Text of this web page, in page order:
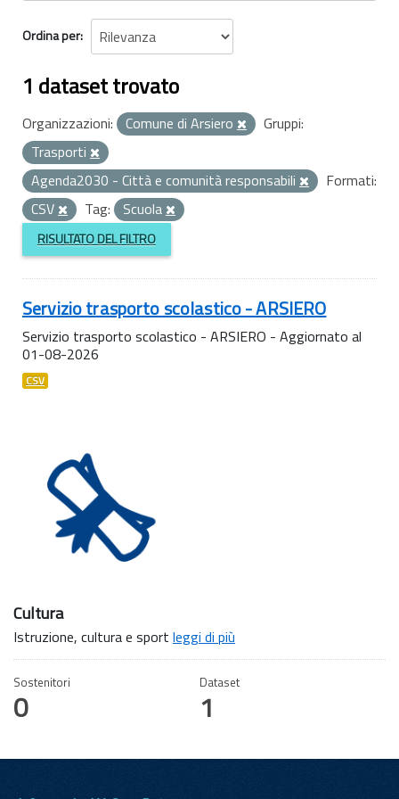
Ordina per
1 dataset trovato
Organizzazioni: Comune di Arsiero
Gruppi:
Trasporti
Agenda2030 - Città e comunità responsabili
Formati:
CSV
Tag: Scuola
RISULTATO DEL FILTRO
Servizio trasporto scolastico - ARSIERO
Servizio trasporto scolastico - ARSIERO - Aggiornato al
01-08-2026
CSV
Cultura
Istruzione, cultura e sport leggi di più
Sostenitori
0
Dataset
1